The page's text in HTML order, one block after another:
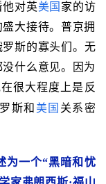
他对英美国 家的访
大接待。普京拥
斯的寡头们。无
什么意见。因为
很大程度上是反
斯和 美国 关系密
为一个“黑暗和忧